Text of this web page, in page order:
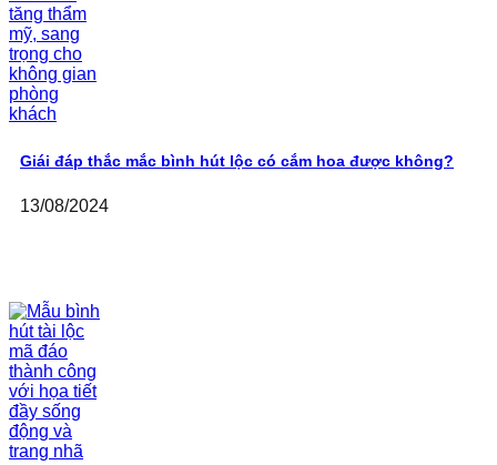
Giái đáp thắc mắc bình hút lộc có cắm hoa được không?
13/08/2024